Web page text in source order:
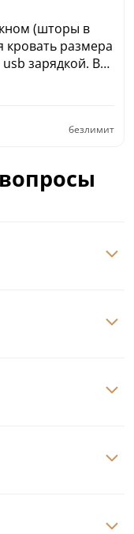
(шторы в
кровать размера
зарядкой. В
В
кухня с
фен, в некоторых
безлимит